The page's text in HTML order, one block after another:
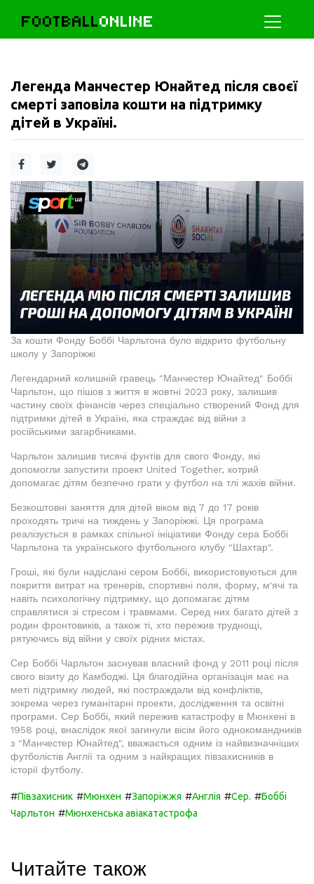
FOOTBALLONLINE
Легенда Манчестер Юнайтед після своєї
смерті заповіла кошти на підтримку
дітей в Україні.
За кошти Фонду Боббі Чарльтона було відкрито футбольну
школу у Запоріжжі
Легендарний колишній гравець "Манчестер Юнайтед" Боббі
Чарльтон, що пішов з життя в жовтні 2023 року, залишив
частину своїх фінансів через спеціально створений Фонд для
підтримки дітей в Україні, яка страждає від війни з
російськими загарбниками.
Чарльтон залишив тисячі фунтів для свого Фонду, які
допомогли запустити проект United Together, котрий
допомагає дітям безпечно грати у футбол на тлі жахів війни.
Безкоштовні заняття для дітей віком від 7 до 17 років
проходять тричі на тиждень у Запоріжжі. Ця програма
реалізується в рамках спільної ініціативи Фонду сера Боббі
Чарльтона та українського футбольного клубу "Шахтар".
Гроші, які були надіслані сером Боббі, використовуються для
покриття витрат на тренерів, спортивні поля, форму, м'ячі та
навіть психологічну підтримку, що допомагає дітям
справлятися зі стресом і травмами. Серед них багато дітей з
родин фронтовиків, а також ті, хто пережив труднощі,
рятуючись від війни у своїх рідних містах.
Сер Боббі Чарльтон заснував власний фонд у 2011 році після
свого візиту до Камбоджі. Ця благодійна організація має на
меті підтримку людей, які постраждали від конфліктів,
зокрема через гуманітарні проекти, дослідження та освітні
програми. Сер Боббі, який пережив катастрофу в Мюнхені в
1958 році, внаслідок якої загинули вісім його однокомандників
з "Манчестер Юнайтед", вважається одним із найвизначніших
футболістів Англії та одним з найкращих півзахисників в
історії футболу.
#Півзахисник #Мюнхен #Запоріжжя #Англія #Сер. #Боббі
Чарльтон #Мюнхенська авіакатастрофа
Читайте також